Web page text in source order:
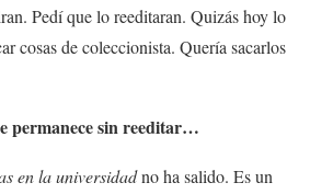
Pedí que lo reeditaran. Quizás hoy lo
cosas de coleccionista. Quería sacarlos
permanece sin reeditar…
en la universidadno ha salido. Es un